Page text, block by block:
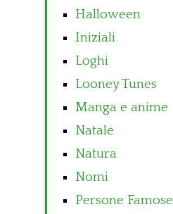
Halloween
Iniziali
Loghi
Looney Tunes
Manga e anime
Natale
Natura
Nomi
Persone Famose